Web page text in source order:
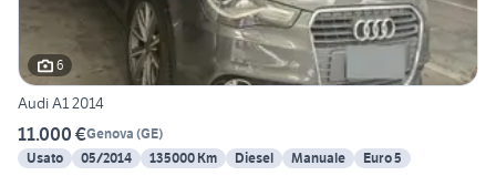
6
Audi A1 2014
11.000 €Genova (GE)
Usato
05/2014 135000 Km Diesel Manuale Euro 5